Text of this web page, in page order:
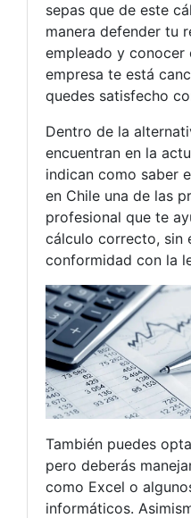
sepas que de este
manera defender tu
empleado y conocer
empresa te está
quedes satisfecho
Dentro de la
encuentran en la
indican como saber
en Chile una de las
profesional que te
cálculo correcto, sin
conformidad con la
También puedes
pero deberás
como Excel o
informáticos.